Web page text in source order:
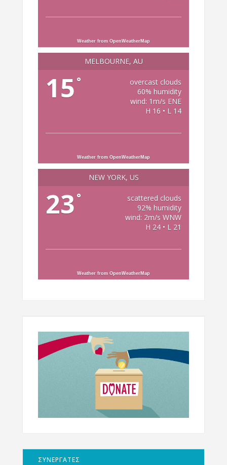
Weather from OpenWeatherMap
MELBOURNE, AU
15 °
overcast clouds
60% humidity
wind: 1m/s ENE
H 16 • L 14
Weather from OpenWeatherMap
NEW YORK, US
23 °
scattered clouds
92% humidity
wind: 2m/s WNW
H 24 • L 21
Weather from OpenWeatherMap
ΣΥΝΕΡΓΑΤΕΣ